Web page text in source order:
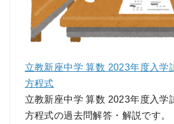
立教新座中学 算数 2023年度入学
方程式
立教新座中学 算数 2023年度入学
方程式の過去問解答・解説です。